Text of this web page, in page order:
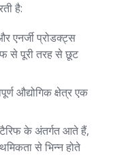
है:
एनर्जी प्रोडक्ट्स
से पूरी तरह से छूट
औद्योगिक क्षेत्र एक
टैरिफ के अंतर्गत आते हैं,
से भिन्न होते